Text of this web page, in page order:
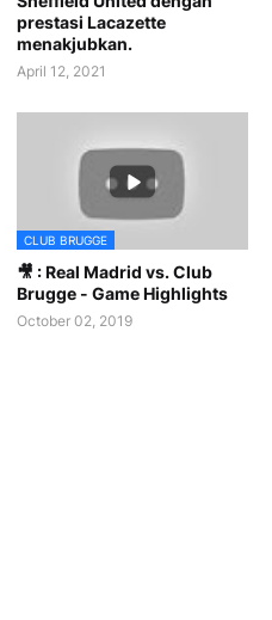
prestasi Lacazette
menakjubkan.
April 12, 2021
CLUB BRUGGE
🎥 : Real Madrid vs. Club
Brugge - Game Highlights
October 02, 2019